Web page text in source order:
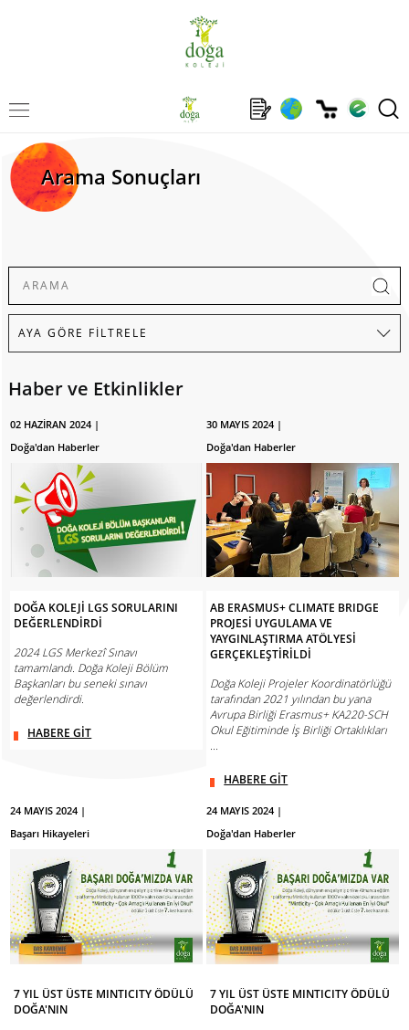
Arama Sonuçları
Haber ve Etkinlikler
02 HAZİRAN 2024 |
Doğa'dan Haberler
DOĞA KOLEJİ LGS SORULARINI
DEĞERLENDİRDİ
2024 LGS Merkezî Sınavı
tamamlandı. Doğa Koleji Bölüm
Başkanları bu seneki sınavı
değerlendirdi.
HABERE GİT
30 MAYIS 2024 |
Doğa'dan Haberler
AB ERASMUS+ CLIMATE BRIDGE
PROJESİ UYGULAMA VE
YAYGINLAŞTIRMA ATÖLYESİ
GERÇEKLEŞTİRİLDİ
Doğa Koleji Projeler Koordinatörlüğü
tarafından 2021 yılından bu yana
Avrupa Birliği Erasmus+ KA220-SCH
Okul Eğitiminde İş Birliği Ortaklıkları
...
HABERE GİT
24 MAYIS 2024 |
Başarı Hikayeleri
7 YIL ÜST ÜSTE MINTICITY ÖDÜLÜ
DOĞA'NIN
24 MAYIS 2024 |
Doğa'dan Haberler
7 YIL ÜST ÜSTE MINTICITY ÖDÜLÜ
DOĞA'NIN